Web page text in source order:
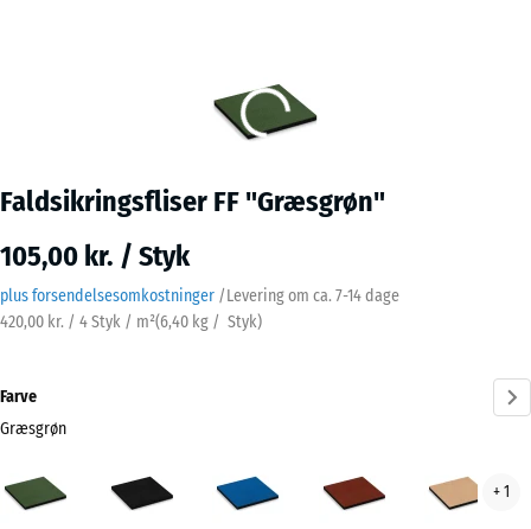
Faldsikringsfliser FF "Græsgrøn"
105,00 kr. / Styk
plus forsendelsesomkostninger /Levering om ca. 7-14 dage
420,00 kr. / 4 Styk / m²(6,40 kg / Styk)
Farve
Græsgrøn
(active)
+ 1